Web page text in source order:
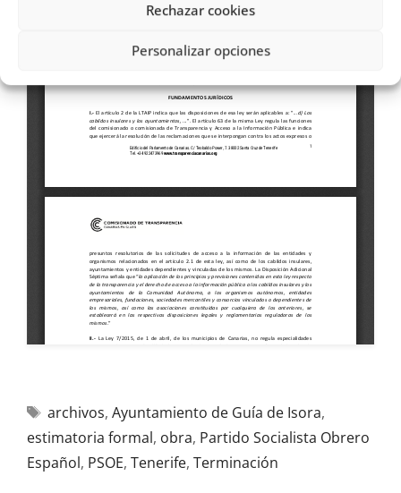
Rechazar cookies
Personalizar opciones
archivos, Ayuntamiento de Guía de Isora,
estimatoria formal, obra, Partido Socialista Obrero
Español, PSOE, Tenerife, Terminación